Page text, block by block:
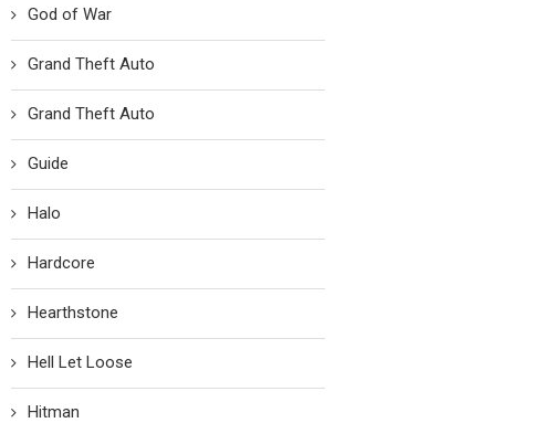
God of War
Grand Theft Auto
Grand Theft Auto
Guide
Halo
Hardcore
Hearthstone
Hell Let Loose
Hitman